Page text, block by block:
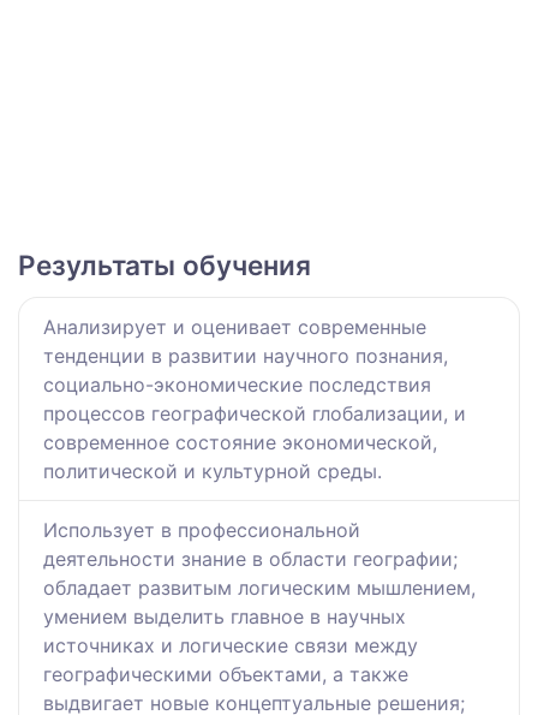
Результаты обучения
Анализирует и оценивает современные
тенденции в развитии научного познания,
социально-экономические последствия
процессов географической глобализации, и
современное состояние экономической,
политической и культурной среды.
Использует в профессиональной
деятельности знание в области географии;
обладает развитым логическим мышлением,
умением выделить главное в научных
источниках и логические связи между
географическими объектами, а также
выдвигает новые концептуальные решения;